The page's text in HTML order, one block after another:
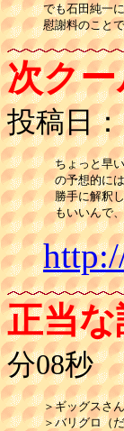
でも石田純一
慰謝料のこと
次ク
投稿日
ちょっと早
の予想的には
勝手に解釈し
もいいんで、
正当
分08秒
＞ギッグスさん
＞バリグロ（